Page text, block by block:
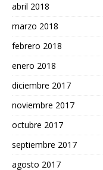
abril 2018
marzo 2018
febrero 2018
enero 2018
diciembre 2017
noviembre 2017
octubre 2017
septiembre 2017
agosto 2017